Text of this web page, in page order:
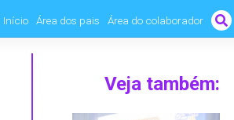
Início Área dos pais Área do colaborador
Veja também: